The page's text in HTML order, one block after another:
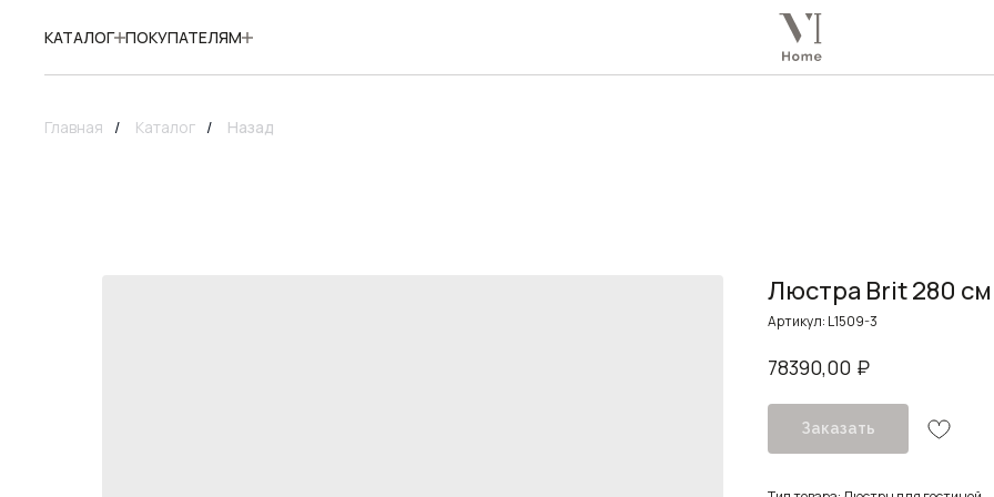
КАТАЛОГ ПОКУПАТЕЛЯМ
Главная / Каталог / Назад
Люстра Brit 280 см
Артикул: L1509-3
78390,00 ₽
Заказать